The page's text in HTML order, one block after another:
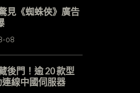
見《蜘蛛俠》廣告
08
後門！逾 20 款型
線中國伺服器